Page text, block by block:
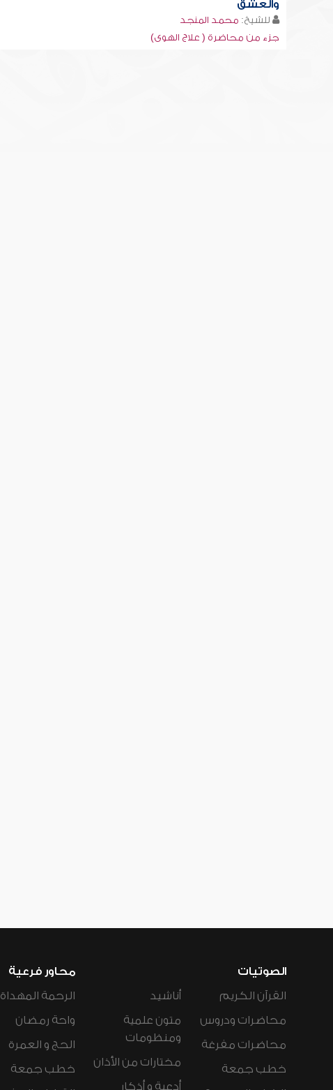
والعشق
للشيخ: محمد المنجد
جزء من محاضرة ( علاج الهوى)
الصوتيات
القرآن الكريم
محاضرات ودروس
محاضرات مفرغة
خطب جمعة
أناشيد
متون علمية
ومنظومات
مختارات من الأذان
أدعية و أذكار
محاور فرعية
الرحمة المهداة
واحة رمضان
الحج و العمرة
خطب جمعة